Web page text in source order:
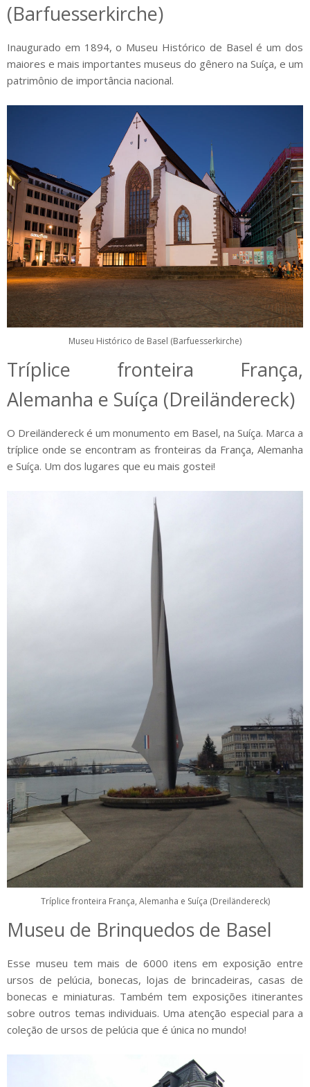
(Barfuesserkirche)
Inaugurado em 1894, o Museu Histórico de Basel é um dos
maiores e mais importantes museus do gênero na Suíça, e um
patrimônio de importância nacional.
Museu Histórico de Basel (Barfuesserkirche)
Tríplice fronteira França,
Alemanha e Suíça (Dreiländereck)
O Dreiländereck é um monumento em Basel, na Suíça. Marca a
tríplice onde se encontram as fronteiras da França, Alemanha
e Suíça. Um dos lugares que eu mais gostei!
Tríplice fronteira França, Alemanha e Suíça (Dreiländereck)
Museu de Brinquedos de Basel
Esse museu tem mais de 6000 itens em exposição entre
ursos de pelúcia, bonecas, lojas de brincadeiras, casas de
bonecas e miniaturas. Também tem exposições itinerantes
sobre outros temas individuais. Uma atenção especial para a
coleção de ursos de pelúcia que é única no mundo!